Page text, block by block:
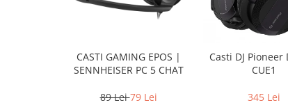
CASTI GAMING EPOS |
SENNHEISER PC 5 CHAT
89 Lei79 Lei
Casti DJ Pioneer
CUE1
345 Lei